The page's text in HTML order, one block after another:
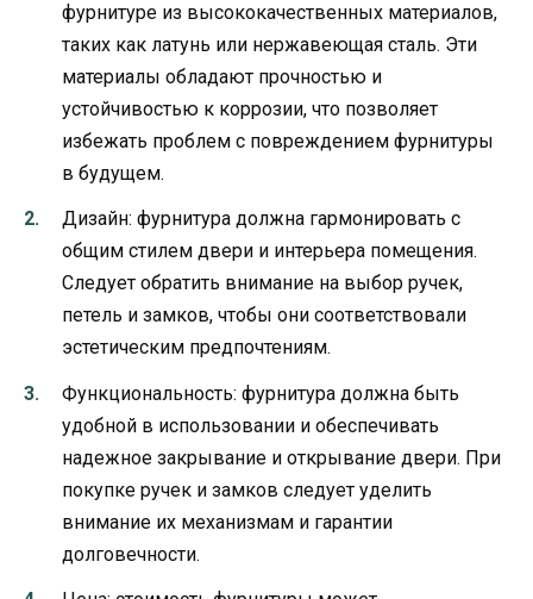
фурнитуре из высококачественных материалов,
таких как латунь или нержавеющая сталь. Эти
материалы обладают прочностью и
устойчивостью к коррозии, что позволяет
избежать проблем с повреждением фурнитуры
в будущем.
Дизайн: фурнитура должна гармонировать с
общим стилем двери и интерьера помещения.
Следует обратить внимание на выбор ручек,
петель и замков, чтобы они соответствовали
эстетическим предпочтениям.
Функциональность: фурнитура должна быть
удобной в использовании и обеспечивать
надежное закрывание и открывание двери. При
покупке ручек и замков следует уделить
внимание их механизмам и гарантии
долговечности.